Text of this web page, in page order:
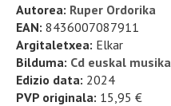
Autorea: Ruper Ordorika
EAN: 8436007087911
Argitaletxea: Elkar
Bilduma: Cd euskal musika
Edizio data: 2024
PVP originala: 15,95 €